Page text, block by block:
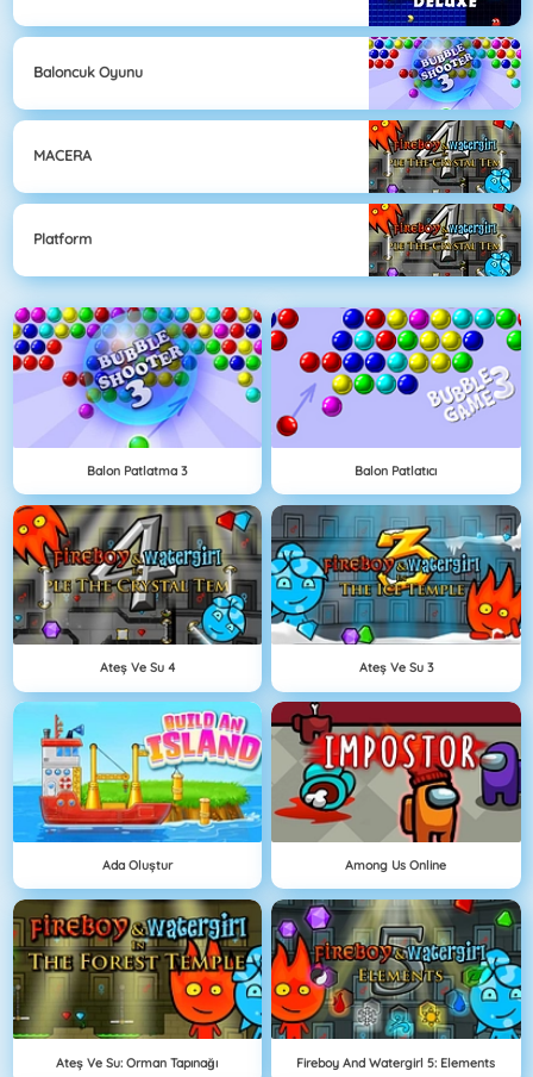
Baloncuk Oyunu
MACERA
Platform
Balon Patlatma 3 Balon Patlatıcı
Ateş Ve Su 4 Ateş Ve Su 3
Ada Oluştur Among Us Online
Ateş Ve Su: Orman Tapınağı Fireboy And Watergirl 5: Elements